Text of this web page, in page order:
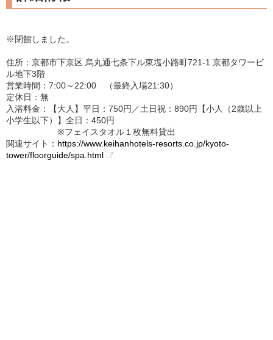
※閉館しました。
住所：京都市下京区 烏丸通七条下ル東塩小路町721-1 京都タワービ
ル地下3階
営業時間：7:00～22:00 （最終入場21:30）
定休日：無
入浴料金：【大人】平日：750円／土日祝：890円【小人（2歳以上
小学生以下）】全日：450円
※フェイスタオル１枚無料貸出
関連サイト： https://www.keihanhotels-resorts.co.jp/kyoto-
tower/floorguide/spa.html